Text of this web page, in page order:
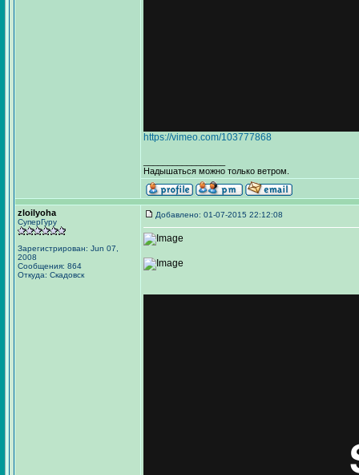
https://vimeo.com/103777868
Надышаться можно только ветром.
zloilyoha
СуперГуру
Зарегистрирован: Jun 07,
2008
Сообщения: 864
Откуда: Скадовск
Добавлено: 01-07-2015 22:12:08